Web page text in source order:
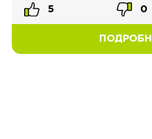
5 0